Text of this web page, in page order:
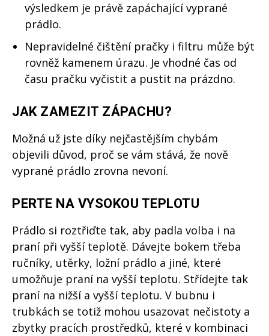
výsledkem je právě zapáchající vyprané
prádlo.
Nepravidelné čištění pračky i filtru může být
rovněž kamenem úrazu. Je vhodné čas od
času pračku vyčistit a pustit na prázdno.
JAK ZAMEZIT ZÁPACHU?
Možná už jste díky nejčastějším chybám
objevili důvod, proč se vám stává, že nově
vyprané prádlo zrovna nevoní.
PERTE NA VYSOKOU TEPLOTU
Prádlo si roztřiďte tak, aby padla volba i na
praní při vyšší teplotě. Dávejte bokem třeba
ručníky, utěrky, ložní prádlo a jiné, které
umožňuje praní na vyšší teplotu. Střídejte tak
praní na nižší a vyšší teplotu. V bubnu i
trubkách se totiž mohou usazovat nečistoty a
zbytky pracích prostředků, které v kombinaci